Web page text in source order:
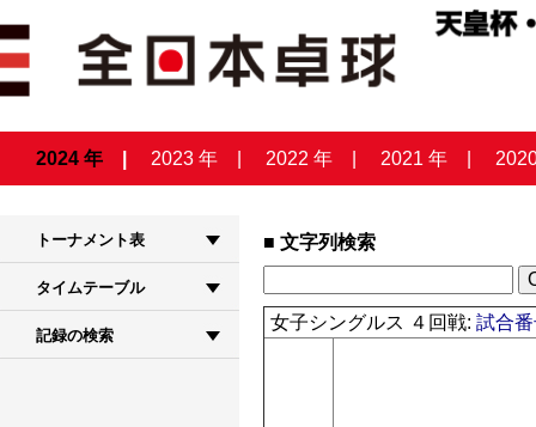
2024 年 2023 年 2022 年 2021 年
トーナメント表
タイムテーブル
記録の検索
文字列検索
女子シングルス ４回戦:試合